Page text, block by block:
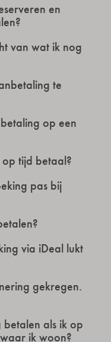
en
van wat ik nog
te
op een
tijd betaal?
pas bij
via iDeal lukt
gekregen.
als ik op
ik woon?